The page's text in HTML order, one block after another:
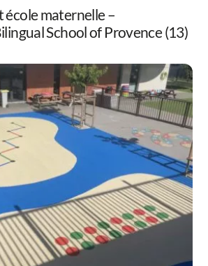
école maternelle –
School of Provence (13)